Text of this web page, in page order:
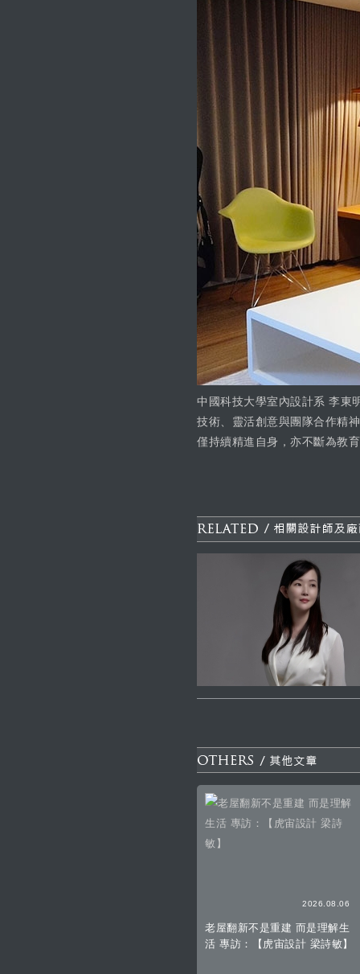
中國科技大學室內設計系 李東
技術、靈活創意與團隊合作精
僅持續精進自身，亦不斷為教
2026.08.06
老屋翻新不是重建 而是理解生
活 專訪：【虎宙設計 梁詩敏】